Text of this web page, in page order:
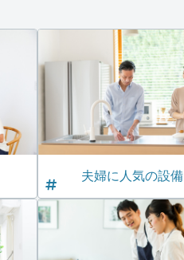
夫婦に人気の設備